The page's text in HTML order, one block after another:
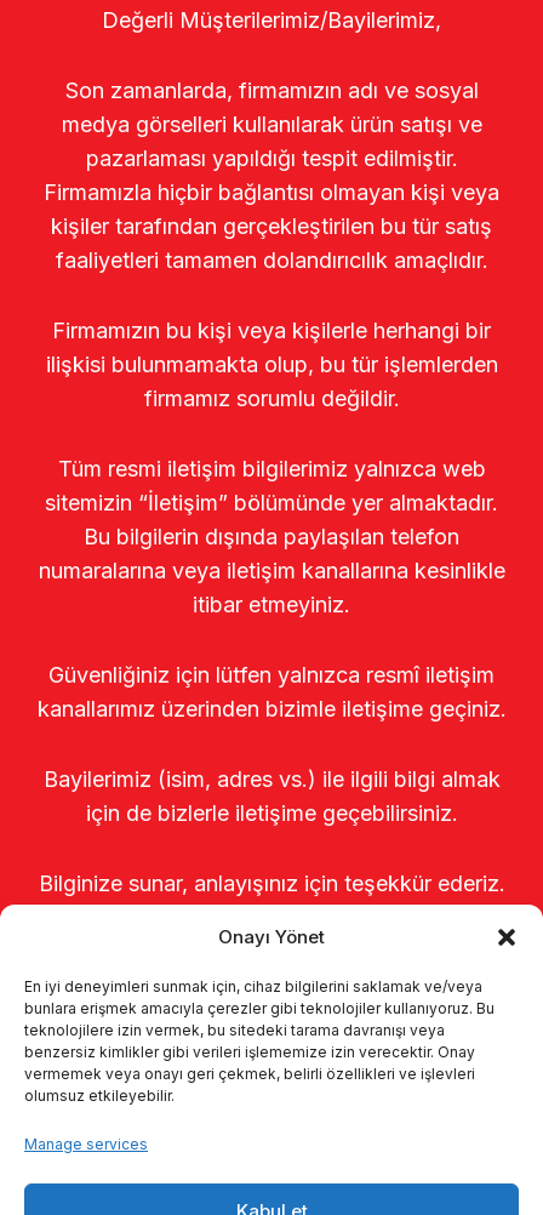
Onayı Yönet
En iyi deneyimleri sunmak için, cihaz bilgilerini saklamak ve/veya
bunlara erişmek amacıyla çerezler gibi teknolojiler kullanıyoruz. Bu
teknolojilere izin vermek, bu sitedeki tarama davranışı veya
benzersiz kimlikler gibi verileri işlememize izin verecektir. Onay
vermemek veya onayı geri çekmek, belirli özellikleri ve işlevleri
olumsuz etkileyebilir.
Manage services
Kabul et
Değerli Müşterilerimiz/Bayilerimiz,
Son zamanlarda, firmamızın adı ve sosyal
medya görselleri kullanılarak ürün satışı ve
pazarlaması yapıldığı tespit edilmiştir.
Firmamızla hiçbir bağlantısı olmayan kişi veya
kişiler tarafından gerçekleştirilen bu tür satış
faaliyetleri tamamen dolandırıcılık amaçlıdır.
Firmamızın bu kişi veya kişilerle herhangi bir
ilişkisi bulunmamakta olup, bu tür işlemlerden
firmamız sorumlu değildir.
Tüm resmi iletişim bilgilerimiz yalnızca web
sitemizin “İletişim” bölümünde yer almaktadır.
Bu bilgilerin dışında paylaşılan telefon
numaralarına veya iletişim kanallarına kesinlikle
itibar etmeyiniz.
Güvenliğiniz için lütfen yalnızca resmî iletişim
kanallarımız üzerinden bizimle iletişime geçiniz.
Bayilerimiz (isim, adres vs.) ile ilgili bilgi almak
için de bizlerle iletişime geçebilirsiniz.
Bilginize sunar, anlayışınız için teşekkür ederiz.